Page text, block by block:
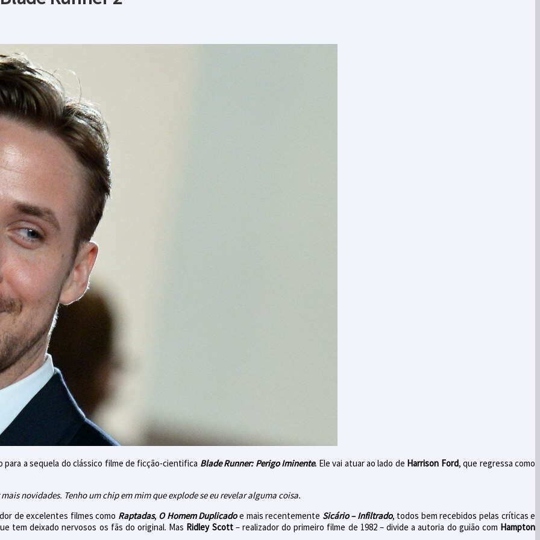
a sequela do clássico filme de ficção-cientifica Blade Runner: Perigo Iminente. Ele vai atuar ao lado de Harrison Ford, que regressa como
novidades. Tenho um chip em mim que explode se eu revelar alguma coisa.
de excelentes filmes como Raptadas, O Homem Duplicadoe mais recentemente Sicário – Infiltrado, todos bem recebidos pelas críticas e
tem deixado nervosos os fãs do original. Mas Ridley Scott– realizador do primeiro filme de 1982 – divide a autoria do guião com Hampton